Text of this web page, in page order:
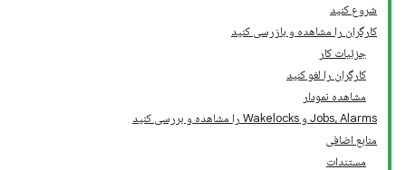
شروع کنید
کارگران را مشاهده و بازرسی کنید
جزئیات کار
کارگران را لغو کنید
مشاهده نمودار
Jobs، Alarms و Wakelocks را مشاهده و بررسی کنید
منابع اضافی
مستندات